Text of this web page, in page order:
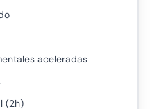
aceleradas
(2h)